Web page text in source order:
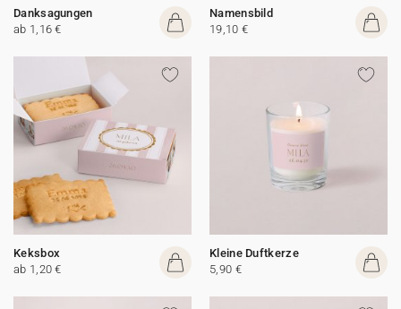
Danksagungen
ab 1,16 €
Namensbild
19,10 €
Keksbox
ab 1,20 €
Kleine Duftkerze
5,90 €